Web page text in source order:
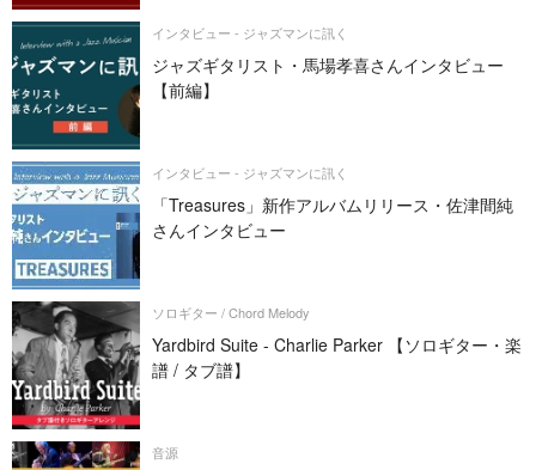
インタビュー - ジャズマンに訊く
ジャズギタリスト・馬場孝喜さんインタビュー
【前編】
インタビュー - ジャズマンに訊く
「Treasures」新作アルバムリリース・佐津間純
さんインタビュー
ソロギター / Chord Melody
Yardbird Suite - Charlie Parker 【ソロギター・楽
譜 / タブ譜】
音源